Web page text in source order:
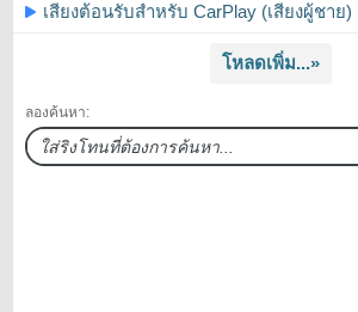
เสียงต้อนรับสำหรับ CarPlay (เสียงผู้ชาย)
โหลดเพิ่ม...»
ลองค้นหา: